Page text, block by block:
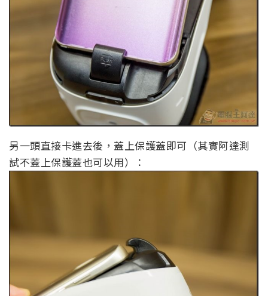
另一頭直接卡進去後，蓋上保護蓋即可（其實阿達測
試不蓋上保護蓋也可以用）：